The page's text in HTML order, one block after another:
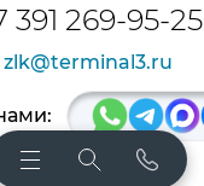
391 269-95-25
zlk@terminal3.ru
подшипников